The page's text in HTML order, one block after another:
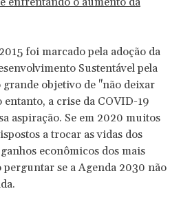
foi marcado pela adoção da
Sustentável pela
objetivo de "não deixar
a crise da COVID-19
aspiração. Se em 2020 muitos
a trocar as vidas dos
econômicos dos mais
se a Agenda 2030 não